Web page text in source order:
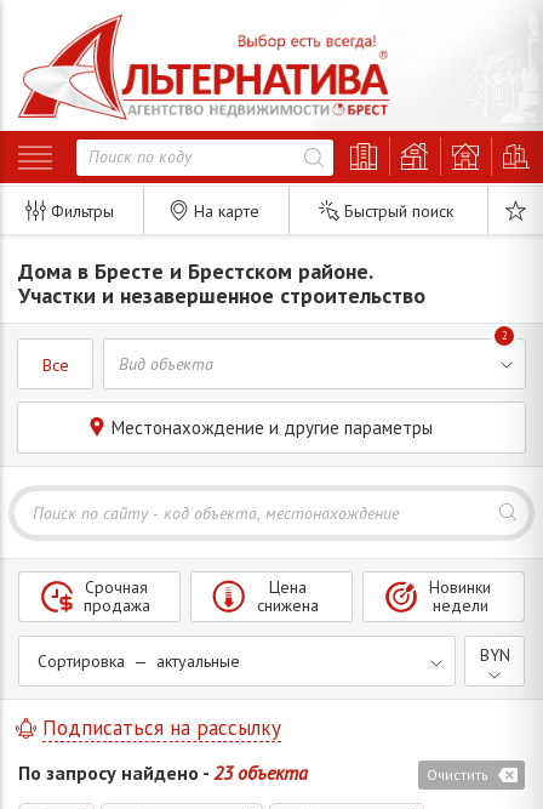
Фильтры На карте Быстрый поиск
Дома в Бресте и Брестском районе.
Участки и незавершенное строительство
Все
2
Местонахождение и другие параметры
Сортировка — актуальные
Срочная
продажа
Цена
снижена
Новинки
недели
BYN
По запросу найдено - 23 объекта Очистить
Подписаться на рассылку